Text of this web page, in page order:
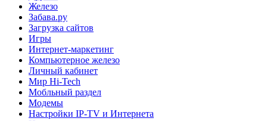
Железо
Забава.ру
Загрузка сайтов
Игры
Интернет-маркетинг
Компьютерное железо
Личный кабинет
Мир Hi-Tech
Мобльный раздел
Модемы
Настройки IP-TV и Интернета